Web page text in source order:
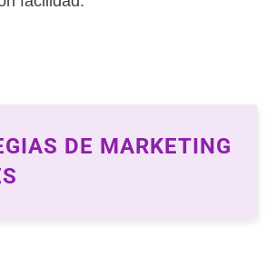
DE MARKETING